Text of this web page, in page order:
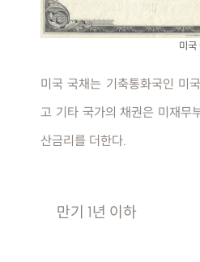
미국
미국 국채는 기축통화국인 미
고 기타 국가의 채권은 미재무
산금리를 더한다.
만기 1년 이하